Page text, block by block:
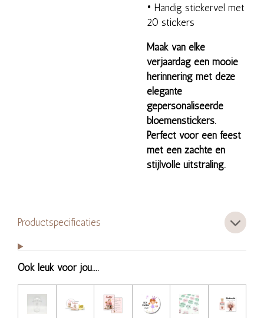
• Handig stickervel met
20 stickers
Maak van elke
verjaardag een mooie
herinnering met deze
elegante
gepersonaliseerde
bloemenstickers.
Perfect voor een feest
met een zachte en
stijlvolle uitstraling.
Productspecificaties
Ook leuk voor jou....